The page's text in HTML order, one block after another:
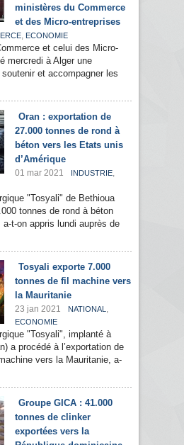
ministères du Commerce
et des Micro-entreprises
, ECONOMIE
et celui des Micro-
mercredi à Alger une
et accompagner les
Oran : exportation de
27.000 tonnes de rond à
béton vers les Etats unis
d’Amérique
01 mar 2021 INDUSTRIE,
"Tosyali" de Bethioua
tonnes de rond à béton
t-on appris lundi auprès de
Tosyali exporte 7.000
tonnes de fil machine vers
la Mauritanie
23 jan 2021 NATIONAL ,
ECONOMIE
"Tosyali", implanté à
a procédé à l’exportation de
vers la Mauritanie, a-
Groupe GICA : 41.000
tonnes de clinker
exportées vers la